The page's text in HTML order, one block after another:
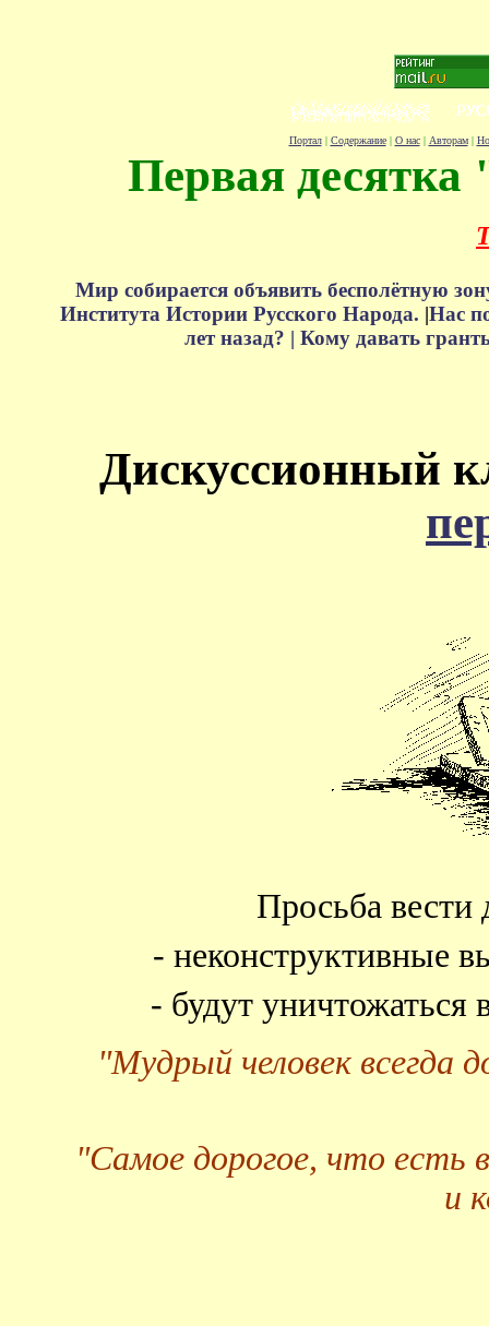
Портал| Содержание| О нас| Авторам|
Первая десятка
Мир собирается объявить бесполётную
Института Истории Русского Народа. |Нас
лет назад? | Кому давать
Дискуссионный
Просьба вести
- неконструктивные
- будут
"Мудрый человек всегда
"Самое дорогое, что есть
и